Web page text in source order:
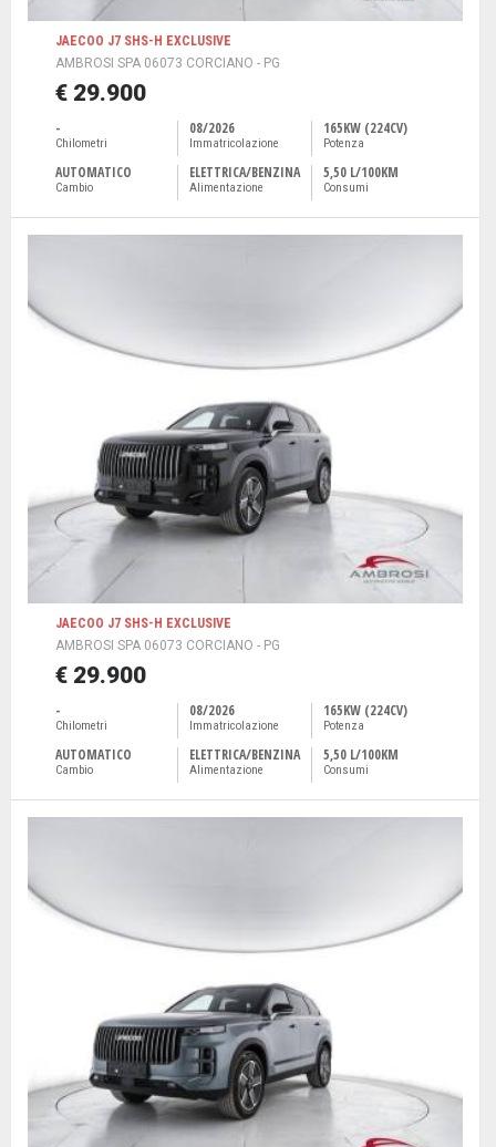
JAECOO J7 SHS-H EXCLUSIVE
AMBROSI SPA 06073 CORCIANO - PG
€ 29.900
-
Chilometri
08/2026
Immatricolazione
165KW (224CV)
Potenza
AUTOMATICO
Cambio
ELETTRICA/BENZINA
Alimentazione
5,50 L/100KM
Consumi
JAECOO J7 SHS-H EXCLUSIVE
AMBROSI SPA 06073 CORCIANO - PG
€ 29.900
-
Chilometri
08/2026
Immatricolazione
165KW (224CV)
Potenza
AUTOMATICO
Cambio
ELETTRICA/BENZINA
Alimentazione
5,50 L/100KM
Consumi